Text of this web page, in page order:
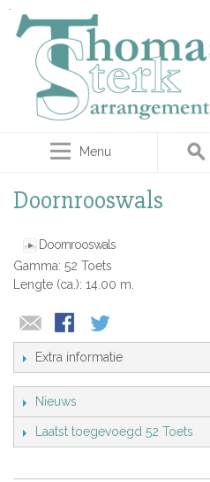
Menu
Doornrooswals
Doornrooswals
Gamma: 52 Toets
Lengte (ca.): 14.00 m.
Extra informatie
Nieuws
Laatst toegevoegd 52 Toets